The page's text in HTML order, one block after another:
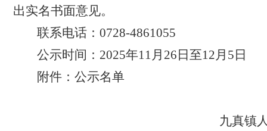
出实名书面意见。
联系电话： 0728-4861055
公示时间： 2025年11月 26 日至12月 5 日
附件：公示名单
九真镇